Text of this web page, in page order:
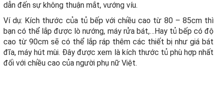
dẫn đến sự không thuận mắt, vướng víu.
Ví dụ: Kích thước của tủ bếp với chiều cao từ 80 – 85cm thì
bạn có thể lắp được lò nướng, máy rửa bát,…Hay tủ bếp có độ
cao từ 90cm sẽ có thể lắp ráp thêm các thiết bị như giá bát
đĩa, máy hút mùi. Đây được xem là kích thước tủ phù hợp nhất
đối với chiều cao của người phụ nữ Việt.